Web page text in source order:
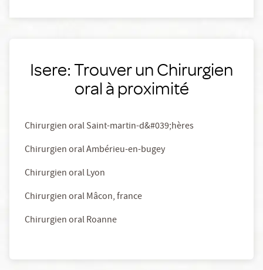
Isere: Trouver un Chirurgien
oral à proximité
Chirurgien oral Saint-martin-d&#039;hères
Chirurgien oral Ambérieu-en-bugey
Chirurgien oral Lyon
Chirurgien oral Mâcon, france
Chirurgien oral Roanne